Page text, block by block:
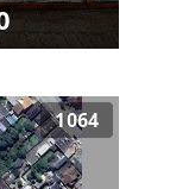
1064